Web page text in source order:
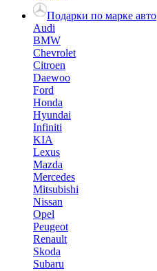
Подарки по марке авто
Audi
BMW
Chevrolet
Citroen
Daewoo
Ford
Honda
Hyundai
Infiniti
KIA
Lexus
Mazda
Mercedes
Mitsubishi
Nissan
Opel
Peugeot
Renault
Skoda
Subaru